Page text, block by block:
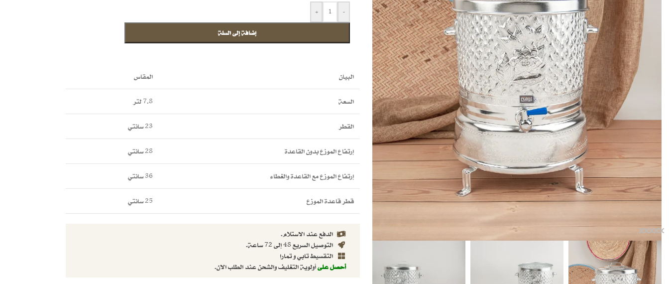
-
+
إضافة إلى السلة
البيان المقاس
السعة 7.8 لتر
القطر 23 سانتي
إرتفاع الموزع بدون القاعدة 28 سانتي
إرتفاع الموزع مع القاعدة والغطاء 36 سانتي
قطر قاعدة الموزع 25 سانتي
الدفع عند الاستلام.
التوصيل السريع 48 إلى 72 ساعة.
التقسيط تابي و تمارا
أحصل علىأولوية التغليف والشحن عند الطلب الان.